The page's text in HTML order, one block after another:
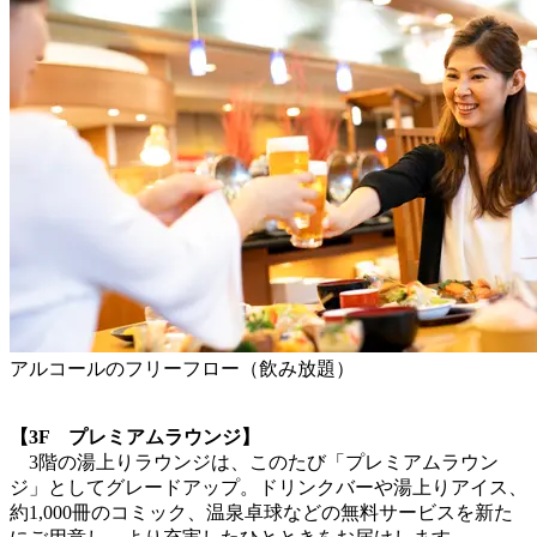
アルコールのフリーフロー（飲み放題）
【3F プレミアムラウンジ】
3階の湯上りラウンジは、このたび「プレミアムラウン
ジ」としてグレードアップ。ドリンクバーや湯上りアイス、
約1,000冊のコミック、温泉卓球などの無料サービスを新た